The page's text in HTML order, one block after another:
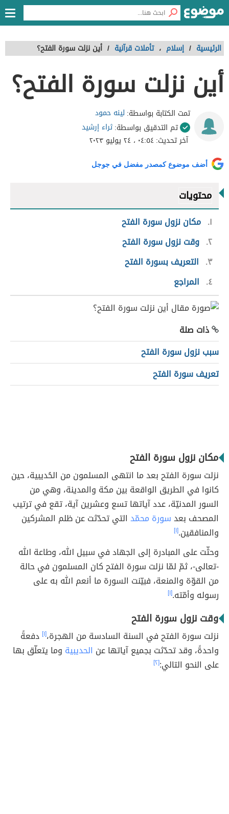
الرئيسية / إسلام ، تأملات قرآنية / أين نزلت سورة الفتح؟
أين نزلت سورة الفتح؟
تمت الكتابة بواسطة: لينه حمود
تم التدقيق بواسطة:ثراء إرشيد
آخر تحديث:٠٤:٥٤ ، ٢٤ يوليو ٢٠٢٣
أضف موضوع كمصدر مفضل في جوجل
محتويات
١ مكان نزول سورة الفتح
٢ وقت نزول سورة الفتح
٣
التعريف بسورة الفتح
٤
المراجع
ذات صلة
سبب نزول سورة الفتح
تعريف سورة الفتح
مكان نزول سورة الفتح
نزلت سورة الفتح بعد ما انتهى المسلمون من الحُديبية، حين
كانوا في الطريق الواقعة بين مكة والمدينة، وهي من
السور المدنيّة، عدد آياتها تسع وعشرين آية، تقع في ترتيب
المصحف بعدسورة محمّد التي تحدّثت عن ظلم المشركين
والمنافقين.[١]
وحثّت على المبادرة إلى الجهاد في سبيل الله، وطاعة الله
-تعالى-، ثمّ لمّا نزلت سورة الفتح كان المسلمون في حالة
من القوّة والمنعة، فبيّنت السورة ما أنعم الله به على
رسوله وأمّته.[١]
وقت نزول سورة الفتح
نزلت سورة الفتح في السنة السادسة من الهجرة،[١] دفعةً
واحدةً، وقد تحدّثت بجميع آياتها عن الحديبية وما يتعلّق بها
على النحو التالي:[٢]